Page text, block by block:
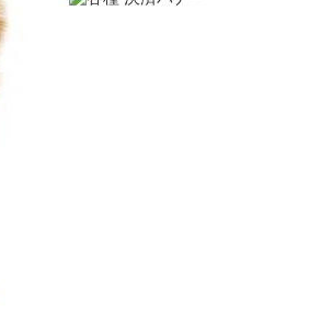
注後のキャンセルは受け付けかねます。
される全てのデータはSSL暗号化通信により
ください。
（男性）
番信用出来そうだった」
いたこと（いつの作品など）」